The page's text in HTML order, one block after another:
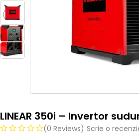
LINEAR 350i – Invertor
(0 Reviews) Scrie o